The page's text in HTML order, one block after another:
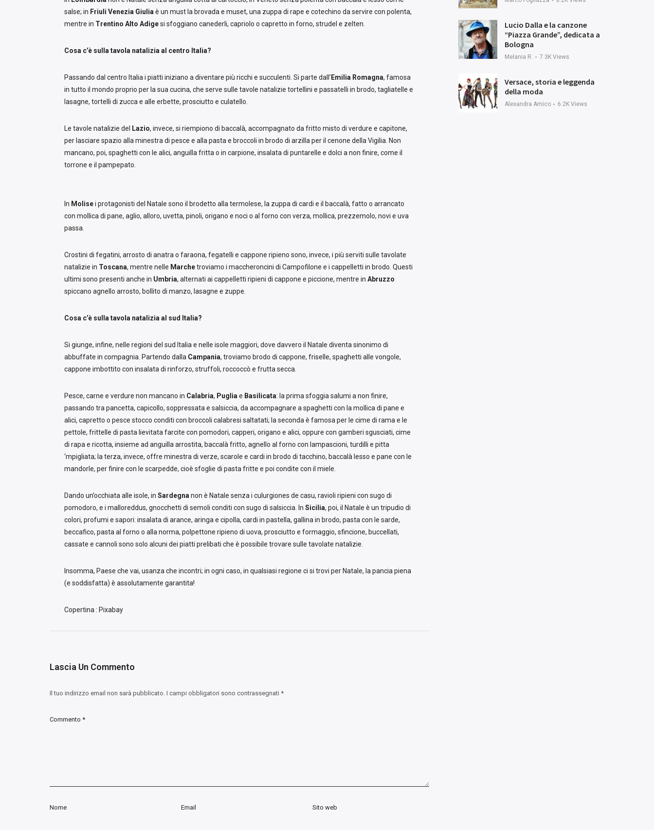
salse; in Friuli Venezia Giulia è un must la brovada e muset, una zuppa di rape e cotechino da servire con polenta,
mentre in Trentino Alto Adigesi sfoggiano canederli, capriolo o capretto in forno, strudel e zelten.
Cosa c’è sulla tavola natalizia al centro Italia?
Passando dal centro Italia i piatti iniziano a diventare più ricchi e succulenti. Si parte dall’ Emilia Romagna, famosa
in tutto il mondo proprio per la sua cucina, che serve sulle tavole natalizie tortellini e passatelli in brodo, tagliatelle e
lasagne, tortelli di zucca e alle erbette, prosciutto e culatello.
Le tavole natalizie del Lazio, invece, si riempiono di baccalà, accompagnato da fritto misto di verdure e capitone,
per lasciare spazio alla minestra di pesce e alla pasta e broccoli in brodo di arzilla per il cenone della Vigilia. Non
mancano, poi, spaghetti con le alici, anguilla fritta o in carpione, insalata di puntarelle e dolci a non finire, come il
torrone e il pampepato.
In Molisei protagonisti del Natale sono il brodetto alla termolese, la zuppa di cardi e il baccalà, fatto o arrancato
con mollica di pane, aglio, alloro, uvetta, pinoli, origano e noci o al forno con verza, mollica, prezzemolo, novi e uva
passa.
Crostini di fegatini, arrosto di anatra o faraona, fegatelli e cappone ripieno sono, invece, i più serviti sulle tavolate
natalizie in Toscana, mentre nelle Marchetroviamo i maccheroncini di Campofilone e i cappelletti in brodo. Questi
ultimi sono presenti anche in Umbria, alternati ai cappelletti ripieni di cappone e piccione, mentre in Abruzzo
spiccano agnello arrosto, bollito di manzo, lasagne e zuppe.
Cosa c’è sulla tavola natalizia al sud Italia?
Si giunge, infine, nelle regioni del sud Italia e nelle isole maggiori, dove davvero il Natale diventa sinonimo di
abbuffate in compagnia. Partendo dalla Campania, troviamo brodo di cappone, friselle, spaghetti alle vongole,
cappone imbottito con insalata di rinforzo, struffoli, roccoccò e frutta secca.
Pesce, carne e verdure non mancano in Calabria, Puglia e Basilicata: la prima sfoggia salumi a non finire,
passando tra pancetta, capicollo, soppressata e salsiccia, da accompagnare a spaghetti con la mollica di pane e
alici, capretto o pesce stocco conditi con broccoli calabresi saltatati; la seconda è famosa per le cime di rama e le
pettole, frittelle di pasta lievitata farcite con pomodori, capperi, origano e alici, oppure con gamberi sgusciati, cime
di rapa e ricotta, insieme ad anguilla arrostita, baccalà fritto, agnello al forno con lampascioni, turdilli e pitta
‘mpigliata; la terza, invece, offre minestra di verze, scarole e cardi in brodo di tacchino, baccalà lesso e pane con le
mandorle, per finire con le scarpedde, cioè sfoglie di pasta fritte e poi condite con il miele.
Dando un’occhiata alle isole, in Sardegna non è Natale senza i culurgiones de casu, ravioli ripieni con sugo di
pomodoro, e i malloreddus, gnocchetti di semoli conditi con sugo di salsiccia. In Sicilia, poi, il Natale è un tripudio di
colori, profumi e sapori: insalata di arance, aringa e cipolla, cardi in pastella, gallina in brodo, pasta con le sarde,
beccafico, pasta al forno o alla norma, polpettone ripieno di uova, prosciutto e formaggio, sfincione, buccellati,
cassate e cannoli sono solo alcuni dei piatti prelibati che è possibile trovare sulle tavolate natalizie.
Insomma, Paese che vai, usanza che incontri; in ogni caso, in qualsiasi regione ci si trovi per Natale, la pancia piena
(e soddisfatta) è assolutamente garantita!
Copertina : Pixabay
Lascia Un Commento
Il tuo indirizzo email non sarà pubblicato. I campi obbligatori sono contrassegnati *
Commento *
Nome Email Sito web
Lucio Dalla e la canzone
“Piazza Grande”, dedicata a
Bologna
Melania R. 7.3K Views
Versace, storia e leggenda
della moda
Alexandra Amico 6.2K Views